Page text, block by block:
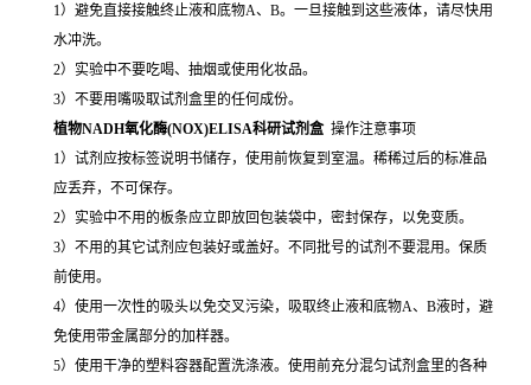
1）避免直接接触终止液和底物A、B。一旦接触到这些液体，请尽快用
水冲洗。
2）实验中不要吃喝、抽烟或使用化妆品。
3）不要用嘴吸取试剂盒里的任何成份。
植物NADH氧化酶(NOX)ELISA科研试剂盒 操作注意事项
1）试剂应按标签说明书储存，使用前恢复到室温。稀稀过后的标准品
应丢弃，不可保存。
2）实验中不用的板条应立即放回包装袋中，密封保存，以免变质。
3）不用的其它试剂应包装好或盖好。不同批号的试剂不要混用。保质
前使用。
4）使用一次性的吸头以免交叉污染，吸取终止液和底物A、B液时，避
免使用带金属部分的加样器。
5）使用干净的塑料容器配置洗涤液。使用前充分混匀试剂盒里的各种